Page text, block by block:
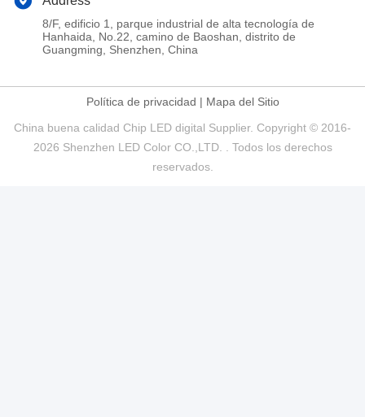
8/F, edificio 1, parque industrial de alta tecnología de
Hanhaida, No.22, camino de Baoshan, distrito de
Guangming, Shenzhen, China
Política de privacidad | Mapa del Sitio
China buena calidad Chip LED digital Supplier. Copyright © 2016-
2026 Shenzhen LED Color CO.,LTD. . Todos los derechos
reservados.